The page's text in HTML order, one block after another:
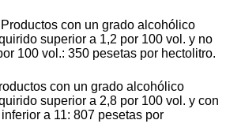
con un grado alcohólico
superior a 1,2 por 100 vol. y no
100 vol.: 350 pesetas por hectolitro.
con un grado alcohólico
superior a 2,8 por 100 vol. y con
a 11: 807 pesetas por